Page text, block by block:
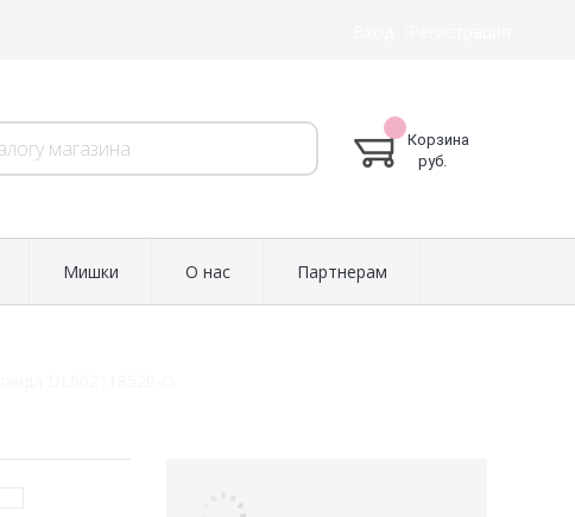
Корзина
руб.
Мишки О нас Партнерам